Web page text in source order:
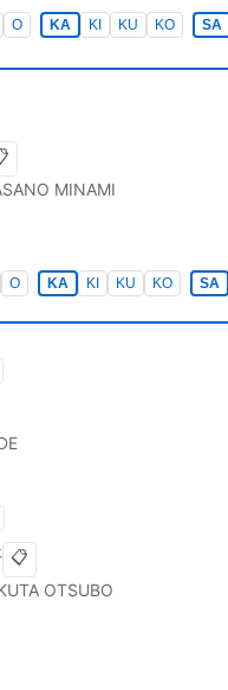
O KA KI KU KO SA
MINAMI
O KA KI KU KO SA
📋
OTSUBO